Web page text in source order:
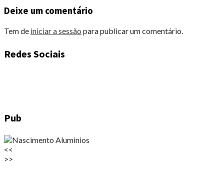
Deixe um comentário
Tem de iniciar a sessão para publicar um comentário.
Redes Sociais
Pub
<<
>>